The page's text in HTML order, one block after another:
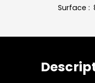
Surface :